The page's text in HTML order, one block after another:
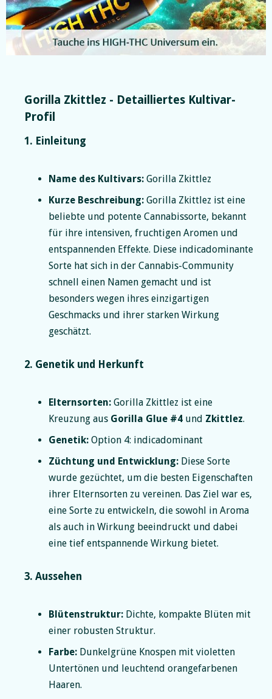
Gorilla Zkittlez - Detailliertes Kultivar-
Profil
1. Einleitung
Name des Kultivars: Gorilla Zkittlez
Kurze Beschreibung: Gorilla Zkittlez ist eine
beliebte und potente Cannabissorte, bekannt
für ihre intensiven, fruchtigen Aromen und
entspannenden Effekte. Diese indicadominante
Sorte hat sich in der Cannabis-Community
schnell einen Namen gemacht und ist
besonders wegen ihres einzigartigen
Geschmacks und ihrer starken Wirkung
geschätzt.
2. Genetik und Herkunft
Elternsorten: Gorilla Zkittlez ist eine
Kreuzung aus Gorilla Glue #4 und Zkittlez.
Genetik: Option 4: indicadominant
Züchtung und Entwicklung: Diese Sorte
wurde gezüchtet, um die besten Eigenschaften
ihrer Elternsorten zu vereinen. Das Ziel war es,
eine Sorte zu entwickeln, die sowohl in Aroma
als auch in Wirkung beeindruckt und dabei
eine tief entspannende Wirkung bietet.
3. Aussehen
Blütenstruktur: Dichte, kompakte Blüten mit
einer robusten Struktur.
Farbe: Dunkelgrüne Knospen mit violetten
Untertönen und leuchtend orangefarbenen
Haaren.